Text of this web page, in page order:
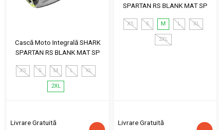
Cască Moto Integrală SHARK
SPARTAN RS BLANK MAT SP
XS S M L XL
2XL
Livrare Gratuită
SPARTAN RS BLANK MAT SP
XS S M L XL
2XL
Livrare Gratuită